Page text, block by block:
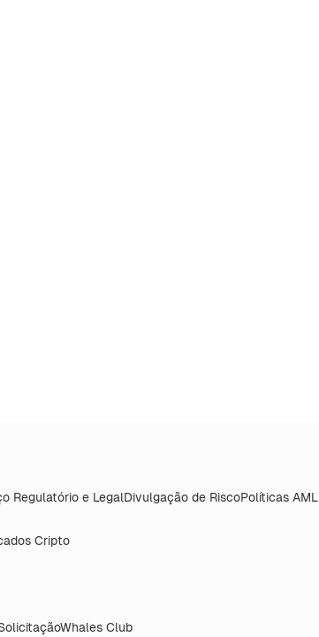
Regulatório e LegalDivulgação de RiscoPolíticas AML
Cripto
Whales Club